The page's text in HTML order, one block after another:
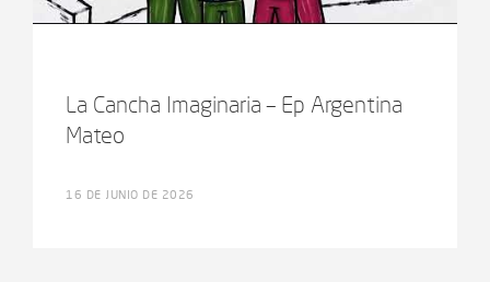
La Cancha Imaginaria – Ep Argentina
Mateo
16 DE JUNIO DE 2026